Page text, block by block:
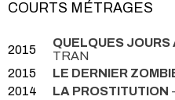
COURTS MÉTRAGES
2015 QUELQUES JOURS
TRAN
2015
LE DERNIER
2014
LA PROSTITUTION